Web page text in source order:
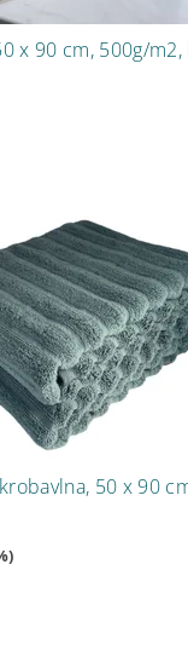
x 90 cm, 500g/
50 x 90